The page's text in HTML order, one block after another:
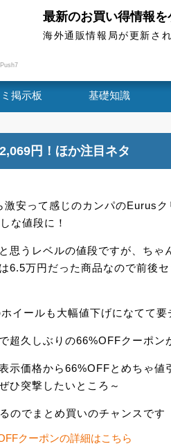
外通販情報局
タが！ 通常海外通販でも6万円代前
掲示板 基礎知識
円！ほか注目ネタ
安って感じのカンパのEurusク
な値段に！
思うレベルの値段ですが、ちゃ
6.5万円だった商品なので前後
イールも大幅値下げになてて要
超久しぶりの66%OFFクーポン
示価格から66%OFFとめちゃ値
ひ突撃したいところ～
のでまとめ買いのチャンスです
クーポンの詳細はこちら
最新のお買い得情報を
海外通販情報局が更新さ